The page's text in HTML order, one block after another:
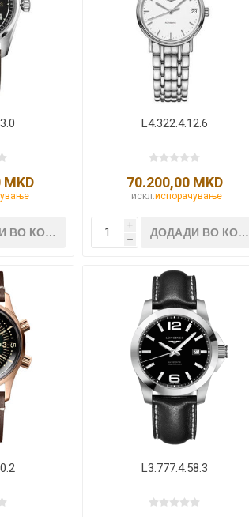
L4.322.4.12.6
70.200,00 MKD
искл.испорачување
i
h
L3.777.4.58.3